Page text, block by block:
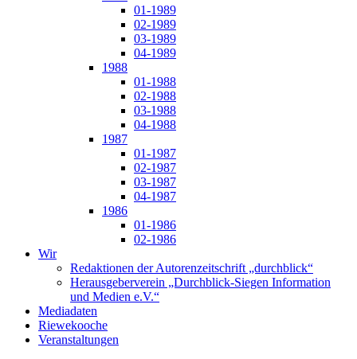
01-1989
02-1989
03-1989
04-1989
1988
01-1988
02-1988
03-1988
04-1988
1987
01-1987
02-1987
03-1987
04-1987
1986
01-1986
02-1986
Wir
Redaktionen der Autorenzeitschrift „durchblick“
Herausgeberverein „Durchblick-Siegen Information
und Medien e.V.“
Mediadaten
Riewekooche
Veranstaltungen